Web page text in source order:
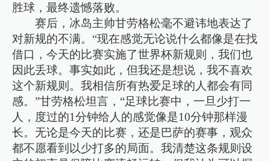
胜球，最终遗憾落败。
赛后，冰岛主帅甘劳格松毫不避讳地表达了
对新规的不满。“现在感觉无论说什么都像是在找
借口，今天的比赛实施了世界杯新规则，我们也
因此丢球。事实如此，但我还是想说，我不喜欢
这个新规则。我相信所有热爱足球的人都会有同
感。”甘劳格松坦言，“足球比赛中，一旦少打一
人，度过的1分钟给人的感觉像是10分钟那样漫
长。无论是今天的比赛，还是巴萨的赛事，观众
都不愿看到以少打多的局面。我清楚这条规则设